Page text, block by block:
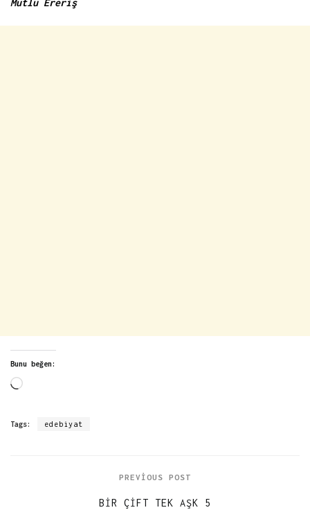
Mutlu Ereriş
Bunu beğen:
Yükleniyor...
Tags: edebiyat
PREVIOUS POST
BIR ÇIFT TEK AŞK 5